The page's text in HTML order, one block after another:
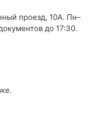
проезд, 10А. Пн–
до 17:30.